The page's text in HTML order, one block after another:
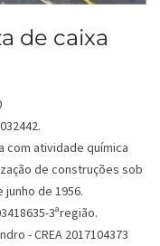
de caixa
com atividade química
de construções sob
junho de 1956.
3ªregião.
- CREA 2017104373